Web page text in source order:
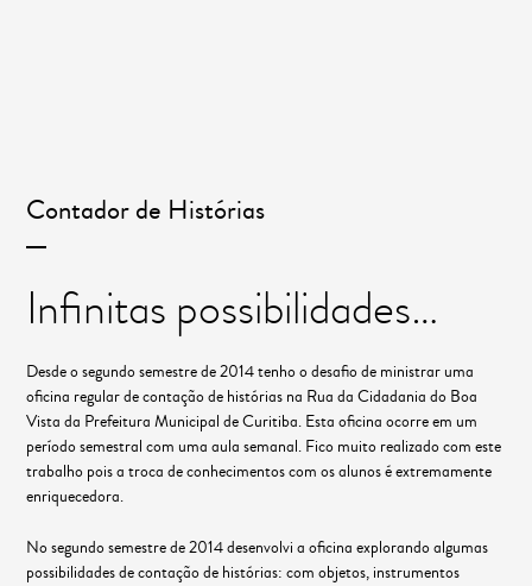
Contador de Histórias
Infinitas possibilidades…
Desde o segundo semestre de 2014 tenho o desafio de ministrar uma
oficina regular de contação de histórias na Rua da Cidadania do Boa
Vista da Prefeitura Municipal de Curitiba. Esta oficina ocorre em um
período semestral com uma aula semanal. Fico muito realizado com este
trabalho pois a troca de conhecimentos com os alunos é extremamente
enriquecedora.
No segundo semestre de 2014 desenvolvi a oficina explorando algumas
possibilidades de contação de histórias: com objetos, instrumentos